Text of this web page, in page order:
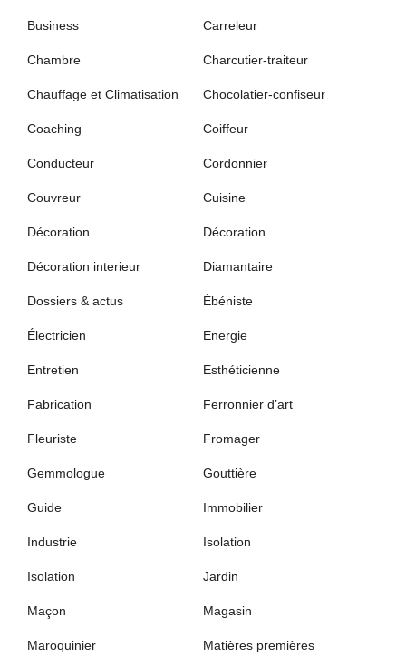
Business Carreleur
Chambre Charcutier-traiteur
Chauffage et Climatisation Chocolatier-confiseur
Coaching Coiffeur
Conducteur Cordonnier
Couvreur Cuisine
Décoration Décoration
Décoration interieur Diamantaire
Dossiers & actus Ébéniste
Électricien Energie
Entretien Esthéticienne
Fabrication Ferronnier d’art
Fleuriste Fromager
Gemmologue Gouttière
Guide Immobilier
Industrie Isolation
Isolation Jardin
Maçon Magasin
Maroquinier Matières premières